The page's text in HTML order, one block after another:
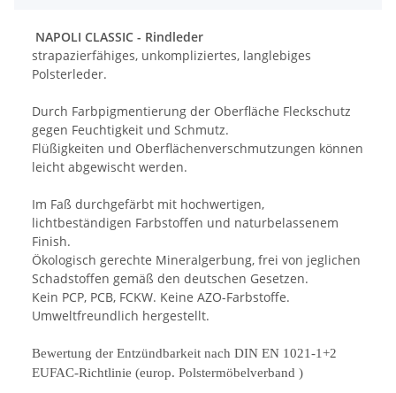
NAPOLI CLASSIC - Rindleder
strapazierfähiges, unkompliziertes, langlebiges
Polsterleder.
Durch Farbpigmentierung der Oberfläche Fleckschutz
gegen Feuchtigkeit und Schmutz.
Flüßigkeiten und Oberflächenverschmutzungen können
leicht abgewischt werden.
Im Faß durchgefärbt mit hochwertigen,
lichtbeständigen Farbstoffen und naturbelassenem
Finish.
Ökologisch gerechte Mineralgerbung, frei von jeglichen
Schadstoffen gemäß den deutschen Gesetzen.
Kein PCP, PCB, FCKW. Keine AZO-Farbstoffe.
Umweltfreundlich hergestellt.
Bewertung der Entzündbarkeit nach DIN EN 1021-1+2
EUFAC-Richtlinie (europ. Polstermöbelverband )